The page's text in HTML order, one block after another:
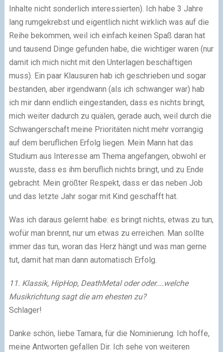
Inhalte nicht sonderlich interessierten). Ich habe 3 Jahre
lang rumgekrebst und eigentlich nicht wirklich was auf die
Reihe bekommen, weil ich einfach keinen Spaß daran hat
und tausend Dinge gefunden habe, die wichtiger waren (nur
damit ich mich nicht mit den Unterlagen beschäftigen
muss). Ein paar Klausuren hab ich geschrieben und sogar
bestanden, aber irgendwann (als ich schwanger war) hab
ich mir dann endlich eingestanden, dass es nichts bringt,
mich weiter dadurch zu quälen, gerade auch, weil durch die
Schwangerschaft meine Prioritäten nicht mehr vorrangig
auf dem beruflichen Erfolg liegen. Mein Mann hat das
Studium aus Interesse am Thema angefangen, obwohl er
wusste, dass es ihm beruflich nichts bringt, und zu Ende
gebracht. Mein größter Respekt, dass er das neben Job
und das letzte Jahr sogar mit Kind geschafft hat.
Was ich daraus gelernt habe: es bringt nichts, etwas zu tun,
wofür man brennt, nur um etwas zu erreichen. Man sollte
immer das tun, woran das Herz hängt und was man gerne
tut, damit hat man dann automatisch Erfolg.
11. Klassik, HipHop, DeathMetal oder oder....welche
Musikrichtung sagt die am ehesten zu?
Schlager!
Danke schön, liebe Tamara, für die Nominierung. Ich hoffe,
meine Antworten gefallen Dir. Ich sehe von weiteren